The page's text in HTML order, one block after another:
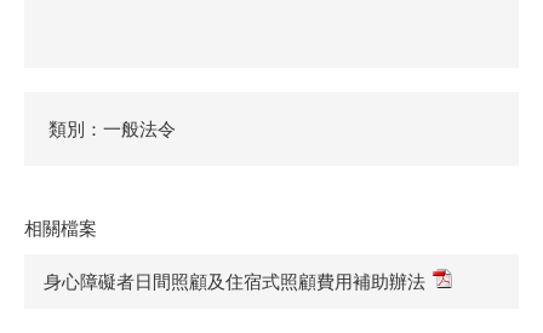
類別：一般法令
相關檔案
身心障礙者日間照顧及住宿式照顧費用補助辦法